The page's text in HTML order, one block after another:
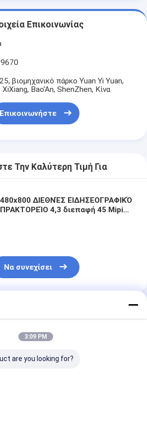
Επικοινωνίας
βιομηχανικό πάρκο Yuan Yi Yuan,
Bao'An, ShenZhen, Κίνα
Επικοινωνήστε
Την Καλύτερη Τιμή Για
480x800 ΔΙΕΘΝΈΣ ΕΙΔΗΣΕΟΓΡΑΦΙΚΌ
ΠΡΑΚΤΟΡΕΊΟ 4,3 διεπαφή 45 Mipi
Να συνεχίσει
3:09 PM
are you looking for?